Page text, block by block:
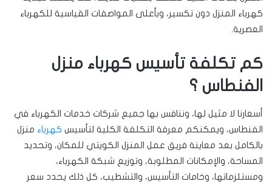
كهرباء المنزل دون تكسير، وبأعلى المواصفات القياسية للكهرباء
العصرية.
كم تكلفة تأسيس كهرباء منزل
الفنطاس ؟
أسعارنا لا مثيل لها، وننافس بها جميع شركات خدمات الكهرباء في
الفنطاس، ويمكنكم معرفة التكلفة الكلية لتأسيس كهرباء منزل
بالكامل بعد معاينة فريق عمل المنزل الكويتي للمكان، وتحديد
المساحة، والإمكانات المطلوبة، وتوزيع شبكة الكهرباء،
ومستلزماتها، وخامات التأسيس، والتشطيب، كل ذلك يحدد سعر